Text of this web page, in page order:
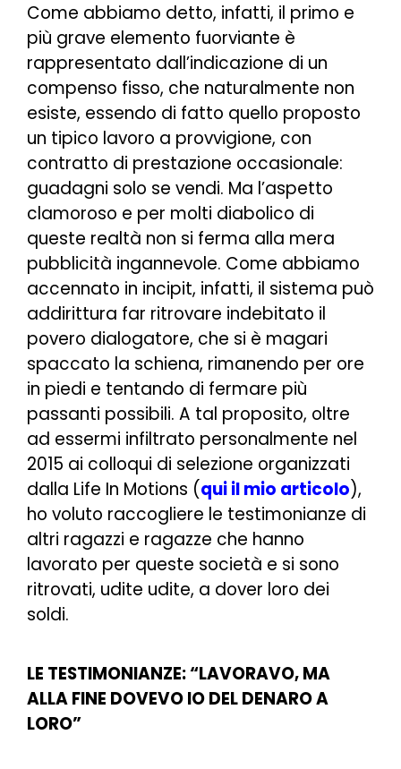
Come abbiamo detto, infatti, il primo e
più grave elemento fuorviante è
rappresentato dall’indicazione di un
compenso fisso, che naturalmente non
esiste, essendo di fatto quello proposto
un tipico lavoro a provvigione, con
contratto di prestazione occasionale:
guadagni solo se vendi. Ma l’aspetto
clamoroso e per molti diabolico di
queste realtà non si ferma alla mera
pubblicità ingannevole. Come abbiamo
accennato in incipit, infatti, il sistema può
addirittura far ritrovare indebitato il
povero dialogatore, che si è magari
spaccato la schiena, rimanendo per ore
in piedi e tentando di fermare più
passanti possibili. A tal proposito, oltre
ad essermi infiltrato personalmente nel
2015 ai colloqui di selezione organizzati
dalla Life In Motions (qui il mio articolo),
ho voluto raccogliere le testimonianze di
altri ragazzi e ragazze che hanno
lavorato per queste società e si sono
ritrovati, udite udite, a dover loro dei
soldi.
LE TESTIMONIANZE: “LAVORAVO, MA
ALLA FINE DOVEVO IO DEL DENARO A
LORO”